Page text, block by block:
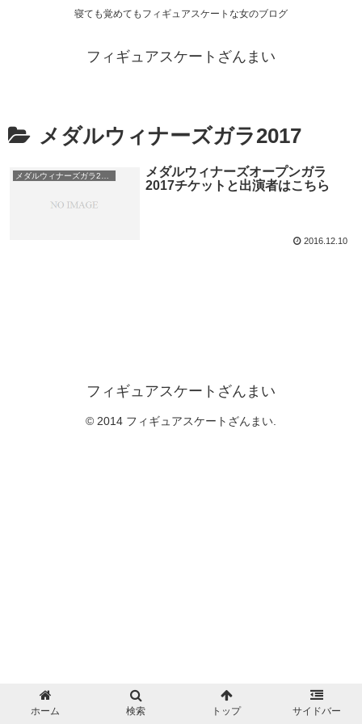
寝ても覚めてもフィギュアスケートな女のブログ
フィギュアスケートざんまい
メダルウィナーズガラ2017
メダルウィナーズオープンガラ
2017チケットと出演者はこちら
2016.12.10
フィギュアスケートざんまい
© 2014 フィギュアスケートざんまい.
ホーム 検索 トップ サイドバー